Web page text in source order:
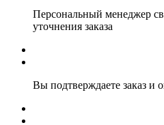
Персональный менеджер
уточнения заказа
Вы подтверждаете заказ и